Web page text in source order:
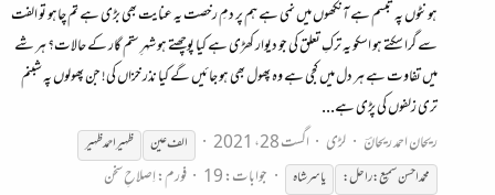
ہونٹوں پہ تبسم ہے آنکھوں میں نمی ہے ہم پر دمِ رخصت یہ عنایت بھی بڑی ہے تم چاہو تو الفت
سے گرا سکتے ہو اسکو یہ ترکِ تعلق کی جو دیوار کھڑی ہے کیا پوچھتے ہو شہرِ ستم گار کے حالات؟ ہر شے
میں تفاوت ہے ہر دل میں کجی ہے وہ پھول بھی ہو جائیں گے کیا نذر خزاں کی! جن پھولوں پہ شبنم
تری زلفوں کی پڑی ہے...
ریحان احمد ریحانؔ
لڑی اگست 28، 2021 الف عین
ظہیر احمد ظہیر
محمّد احسن سمیع :راحل:
یاسرشاہ جوابات: 19 فورم:اِصلاحِ سخن